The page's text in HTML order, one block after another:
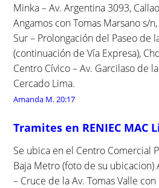
Minka – Av. Argentina 3093,
Angamos con Tomas Marsano s/
Sur – Prolongación del Paseo de
(continuación de Vía Expresa),
Centro Cívico – Av. Garcilaso de
Cercado Lima.
Amanda M.20:17
Tramites en RENIEC MAC
Se ubica en el Centro Comercial
Baja Metro (foto de su
– Cruce de la Av. Tomas Valle